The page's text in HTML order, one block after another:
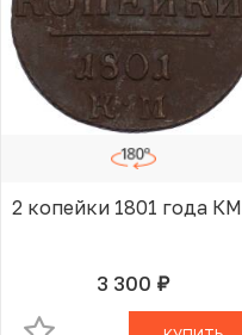
2 копейки 1801 года КМ
3 300 руб.
В КОРЗИНЕ